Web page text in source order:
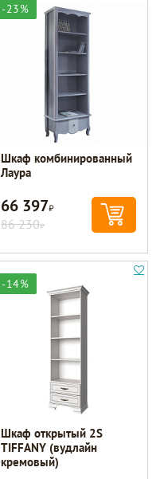
-23%
Шкаф комбинированный
Лаура
66 397Р
86 230Р
-14%
Шкаф открытый 2S
TIFFANY (вудлайн
кремовый)